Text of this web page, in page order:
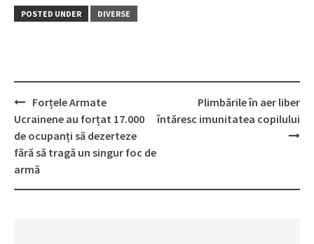
POSTED UNDER DIVERSE
Post
navigation
Forțele Armate
Ucrainene au forțat 17.000
de ocupanți să dezerteze
fără să tragă un singur foc de
armă
Plimbările în aer liber
întăresc imunitatea copilului